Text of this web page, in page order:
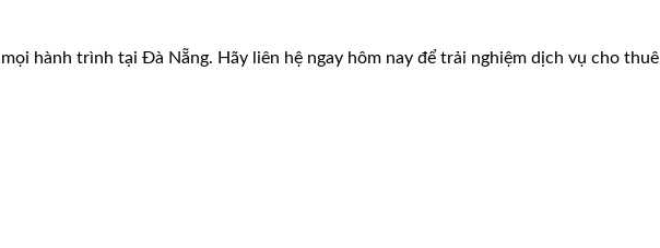
hành trình tại Đà Nẵng. Hãy liên hệ ngay hôm nay để trải nghiệm dịch vụ cho